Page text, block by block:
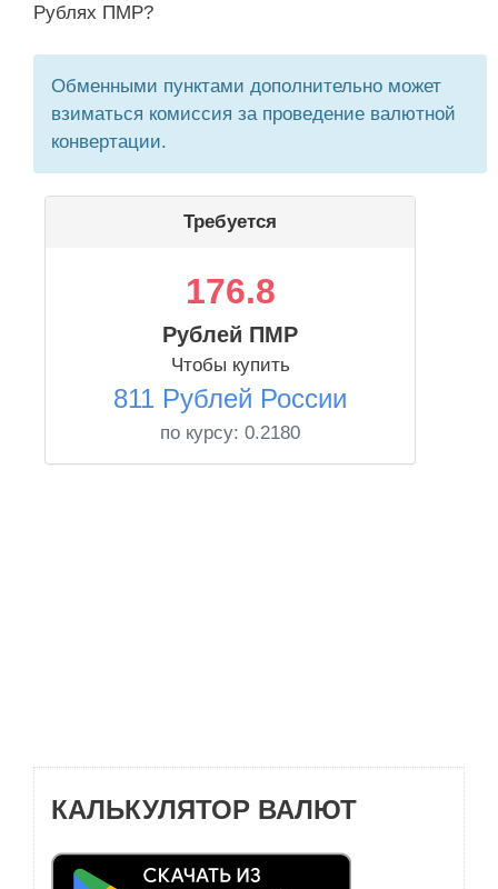
Рублях ПМР?
Обменными пунктами дополнительно может
взиматься комиссия за проведение валютной
конвертации.
Требуется
176.8
Рублей ПМР
Чтобы купить
811 Рублей России
по курсу: 0.2180
КАЛЬКУЛЯТОР ВАЛЮТ